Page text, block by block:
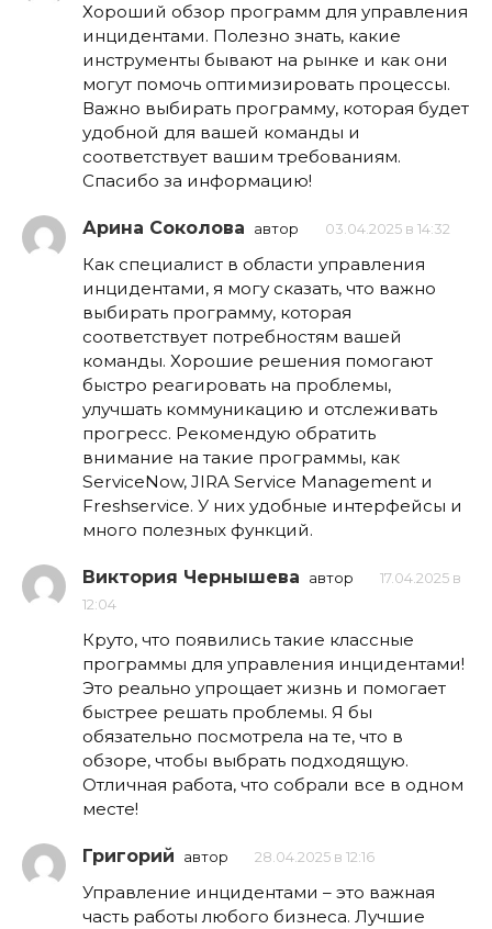
Хороший обзор программ для управления
инцидентами. Полезно знать, какие
инструменты бывают на рынке и как они
могут помочь оптимизировать процессы.
Важно выбирать программу, которая будет
удобной для вашей команды и
соответствует вашим требованиям.
Спасибо за информацию!
Арина Соколова автор 03.04.2025 в 14:32
Как специалист в области управления
инцидентами, я могу сказать, что важно
выбирать программу, которая
соответствует потребностям вашей
команды. Хорошие решения помогают
быстро реагировать на проблемы,
улучшать коммуникацию и отслеживать
прогресс. Рекомендую обратить
внимание на такие программы, как
ServiceNow, JIRA Service Management и
Freshservice. У них удобные интерфейсы и
много полезных функций.
Виктория Чернышева автор
17.04.2025 в
12:04
Круто, что появились такие классные
программы для управления инцидентами!
Это реально упрощает жизнь и помогает
быстрее решать проблемы. Я бы
обязательно посмотрела на те, что в
обзоре, чтобы выбрать подходящую.
Отличная работа, что собрали все в одном
месте!
Григорий автор 28.04.2025 в 12:16
Управление инцидентами – это важная
часть работы любого бизнеса. Лучшие